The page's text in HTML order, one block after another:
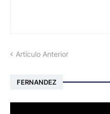
Artículo Anterior
FERNANDEZ